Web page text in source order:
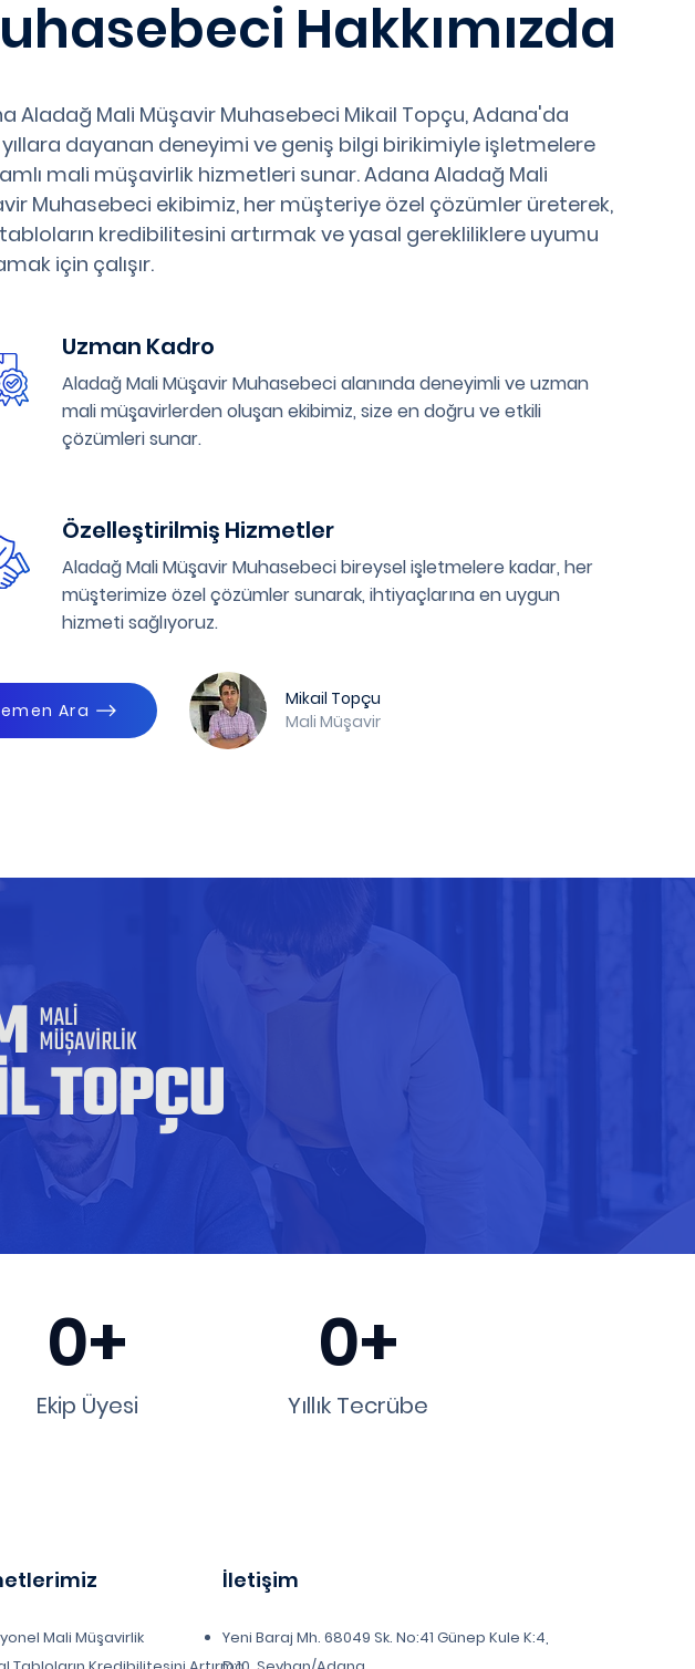
Hakkımızda
Aladağ Mali Müşavir Muhasebeci Mikail Topçu, Adana'da
dayanan deneyimi ve geniş bilgi birikimiyle işletmelere
mali müşavirlik hizmetleri sunar. Adana Aladağ Mali
Muhasebeci ekibimiz, her müşteriye özel çözümler üreterek,
kredibilitesini artırmak ve yasal gerekliliklere uyumu
için çalışır.
Uzman Kadro
Aladağ Mali Müşavir Muhasebeci alanında deneyimli ve uzman
mali müşavirlerden oluşan ekibimiz, size en doğru ve etkili
çözümleri sunar.
Özelleştirilmiş Hizmetler
Aladağ Mali Müşavir Muhasebeci bireysel işletmelere kadar, her
müşterimize özel çözümler sunarak, ihtiyaçlarına en uygun
hizmeti sağlıyoruz.
Ara
Mikail Topçu
Mali Müşavir
0+
Ekip Üyesi
0+
Yıllık Tecrübe
Mali Müşavirlik
İletişim
Yeni Baraj Mh. 68049 Sk. No:41 Günep Kule K:4,